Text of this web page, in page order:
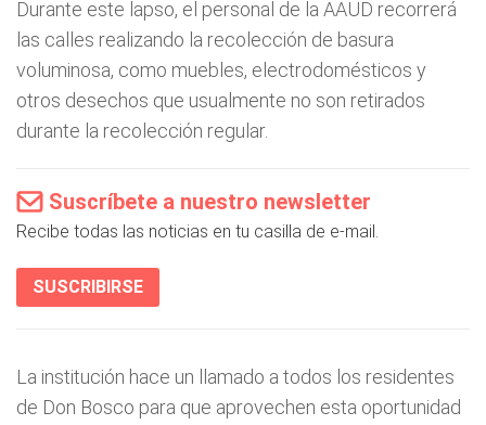
Durante este lapso, el personal de la AAUD recorrerá
las calles realizando la recolección de basura
voluminosa, como muebles, electrodomésticos y
otros desechos que usualmente no son retirados
durante la recolección regular.
Suscríbete a nuestro newsletter
Recibe todas las noticias en tu casilla de e-mail.
SUSCRIBIRSE
La institución hace un llamado a todos los residentes
de Don Bosco para que aprovechen esta oportunidad